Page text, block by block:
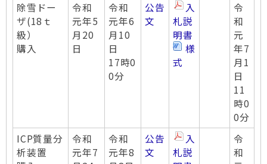
除雪ドー
ザ(18ｔ
級）
購入
令和
元年5
月20
日
令和
元年6
月10
日
17時0
0分
公告
文
入
札説
明書
様
式
令
和
元
年7
月1
日
11
時0
0分
ICP質量分
析装置
令和
元年7
令和
元年8
公告
文
入
札説
令
和